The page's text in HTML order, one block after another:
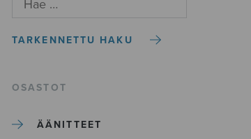
TARKENNETTU HAKU
OSASTOT
ÄÄNITTEET